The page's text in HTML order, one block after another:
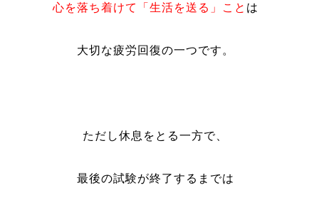
心を落ち着けて「生活を送る」こと は
大切な疲労回復の一つです。
ただし休息をとる一方で、
最後の試験が終了するまでは